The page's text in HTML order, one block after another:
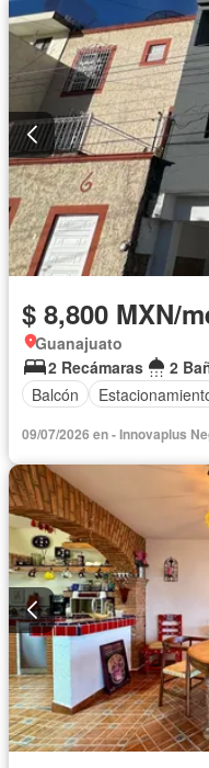
$ 8,800 MXN/
Guanajuato
2 Recámaras
2
Balcón
09/07/2026 en - Innovaplus